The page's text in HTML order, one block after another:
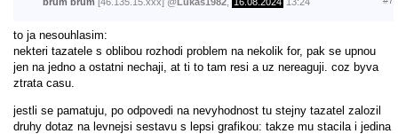
to ja nesouhlasim:
nekteri tazatele s oblibou rozhodi problem na nekolik for, pak se upnou
jen na jedno a ostatni nechaji, at ti to tam resi a uz nereaguji. coz byva
ztrata casu.
jestli se pamatuju, po odpovedi na nevyhodnost tu stejny tazatel zalozil
druhy dotaz na levnejsi sestavu s lepsi grafikou: takze mu stacila i jedina